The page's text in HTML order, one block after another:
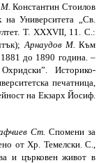
М. Константин Стоилов
Университета „Св.
T. XXXVII, 11. С.:
Арнаудов М. Към
1881 до 1890 година. –
Историко-
печатница,
на Екзарх Йосиф.
Ст. Спомени за
от Хр. Темелски. С.,
и църковен живот в